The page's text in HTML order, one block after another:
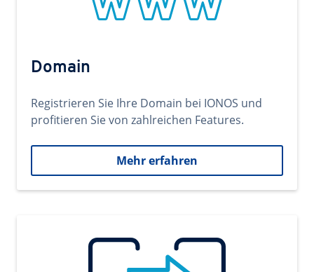
Domain
Registrieren Sie Ihre Domain bei IONOS und
profitieren Sie von zahlreichen Features.
Mehr erfahren